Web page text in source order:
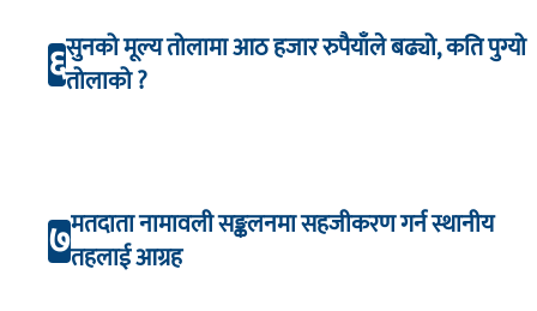
६सुनको मूल्य तोलामा आठ हजार रुपैयाँले बढ्यो, कति पुग्यो
तोलाको ?
७मतदाता नामावली सङ्कलनमा सहजीकरण गर्न स्थानीय
तहलाई आग्रह